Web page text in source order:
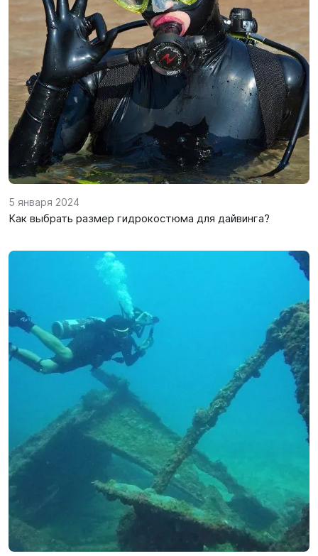
5 января 2024
Как выбрать размер гидрокостюма для дайвинга?